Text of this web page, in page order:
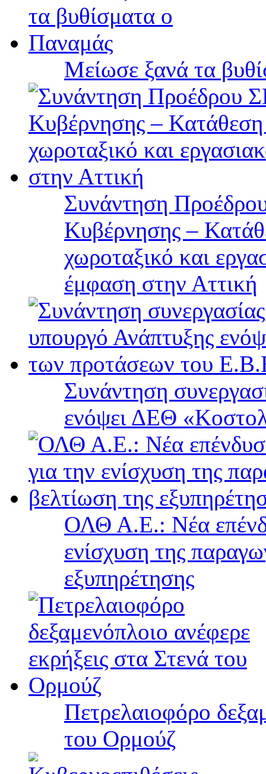
Μείωσε ξανά τα
Συνάντηση
Κυβέρνησης –
χωροταξικό και
έμφαση στην Αττική
Συνάντηση
ενόψει ΔΕΘ
ΟΛΘ Α.Ε.: Νέα
ενίσχυση της
εξυπηρέτησης
Πετρελαιοφόρο
του Ορμούζ